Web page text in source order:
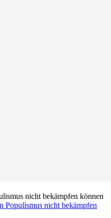
nicht bekämpfen können
Populismus nicht bekämpfen